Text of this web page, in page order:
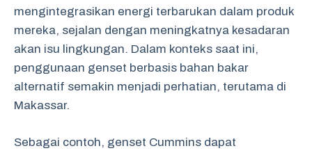
mengintegrasikan energi terbarukan dalam produk
mereka, sejalan dengan meningkatnya kesadaran
akan isu lingkungan. Dalam konteks saat ini,
penggunaan genset berbasis bahan bakar
alternatif semakin menjadi perhatian, terutama di
Makassar.
Sebagai contoh, genset Cummins dapat